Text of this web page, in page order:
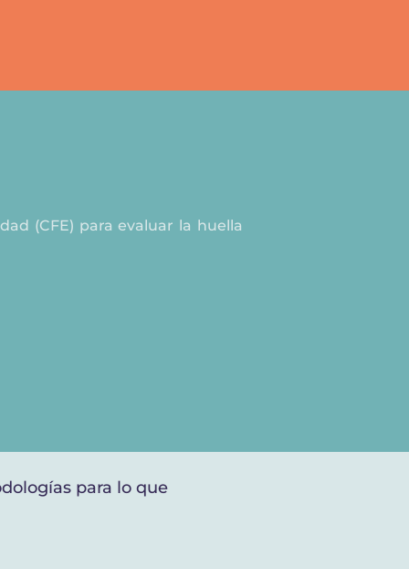
(CFE) para evaluar la huella
para lo que